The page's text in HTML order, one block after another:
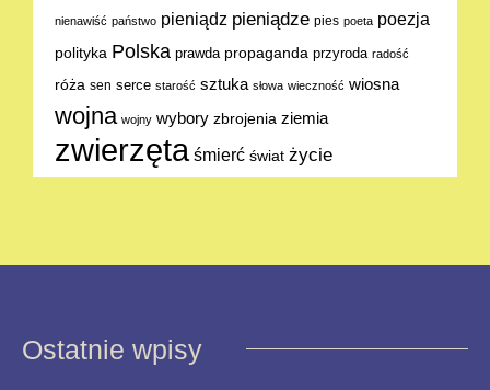
nienawiść państwo pieniądz pieniądze pies poeta poezja
polityka Polska prawda propaganda przyroda radość
róża sen serce starość sztuka słowa wieczność wiosna
wojna wojny wybory zbrojenia ziemia
zwierzęta śmierć świat życie
Ostatnie wpisy